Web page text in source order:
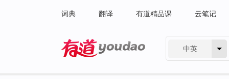
词典 翻译 有道精品课 云笔记
中英